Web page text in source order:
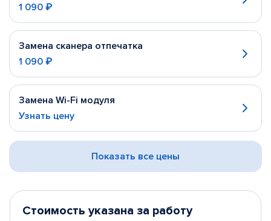
1 090 ₽
Замена сканера отпечатка
1 090 ₽
Замена Wi-Fi модуля
Узнать цену
Показать все цены
Стоимость указана за работу